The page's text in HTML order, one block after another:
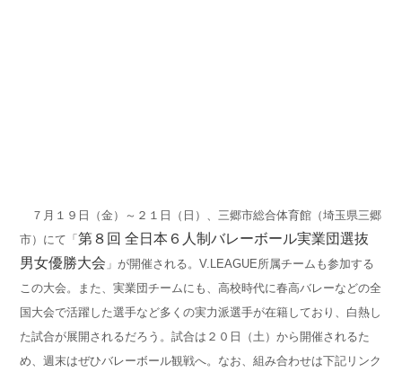
７月１９日（金）～２１日（日）、三郷市総合体育館（埼玉県三郷
市）にて「第８回 全日本６人制バレーボール実業団選抜
男女優勝大会 」が開催される。V.LEAGUE所属チームも参加する
この大会。また、実業団チームにも、高校時代に春高バレーなどの全
国大会で活躍した選手など多くの実力派選手が在籍しており、白熱し
た試合が展開されるだろう。試合は２０日（土）から開催されるた
め、週末はぜひバレーボール観戦へ。なお、組み合わせは下記リンク